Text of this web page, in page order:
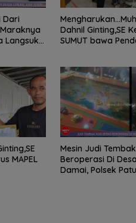
Dari
Langsuk
Dahnil Ginting,SE
SUMUT bawa
MAPEL
Mesin Judi
Beroperasi Di
Damai, Polsek